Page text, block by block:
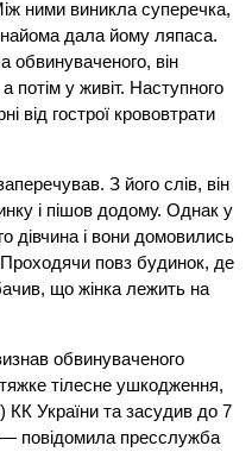
ними виникла суперечка,
дала йому ляпаса.
обвинуваченого, він
потім у живіт. Наступного
від гострої крововтрати
З його слів, він
і пішов додому. Однак у
дівчина і вони домовились
Проходячи повз будинок, де
що жінка лежить на
обвинуваченого
тілесне ушкодження,
КК України та засудив до 7
— повідомила пресслужба